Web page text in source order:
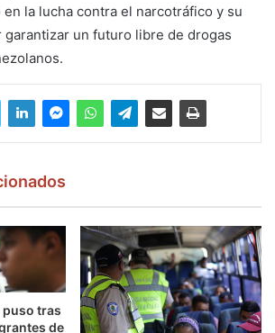
la lucha contra el narcotráfico y su
un futuro libre de drogas
puso tras
de